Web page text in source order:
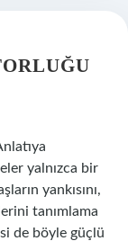
yalnızca bir
yankısını,
tanımlama
de böyle güçlü